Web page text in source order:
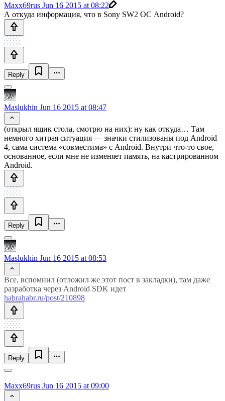
Maxx69rus Jun 16 2015 at 08:22
А откуда информация, что в Sony SW2 ОС Android?
Reply
Maslukhin Jun 16 2015 at 08:47
(открыл ящик стола, смотрю на них): ну как откуда… Там
немного хитрая ситуация — значки стилизованы под Android
4, сама система «совместима» с Android. Внутри что-то свое,
основанное, если мне не изменяет память, на кастрированном
Android.
Reply
Maslukhin Jun 16 2015 at 08:53
Все, вспомнил (отложил же этот пост в закладки), там даже
разработка через Android SDK идет
habrahabr.ru/post/210898
Reply
Maxx69rus Jun 16 2015 at 09:00